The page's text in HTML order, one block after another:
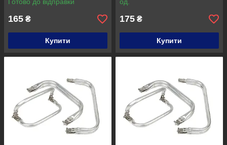
165 ₴
Купити
175 ₴
Купити